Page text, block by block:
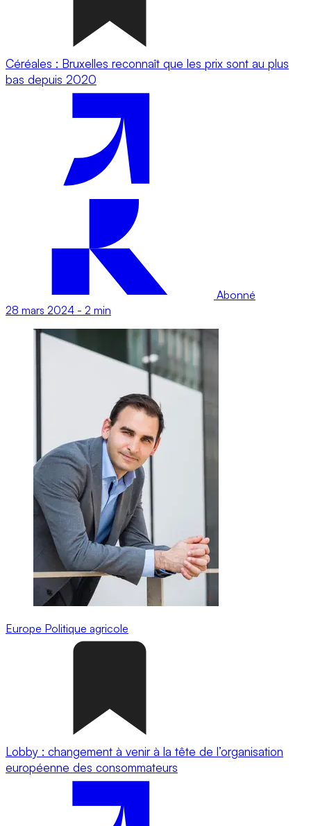
Céréales : Bruxelles reconnaît que les prix sont au plus
bas depuis 2020
Abonné
28 mars 2024 - 2 min
Europe Politique agricole
Lobby : changement à venir à la tête de l’organisation
européenne des consommateurs